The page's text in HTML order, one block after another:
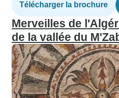
Télécharger la brochure
Merveilles de
de la vallée du